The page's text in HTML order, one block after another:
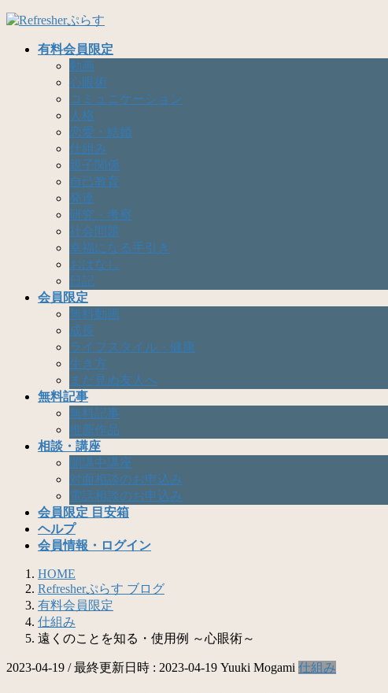
コ
ナ
有料会員限定
動画
心眼術
コミュニケーション
人格
恋愛・結婚
仕組み
親子関係
自己教育
発達
研究・考察
社会問題
幸福になる手引き
おはなし
日記
会員限定
無料動画
成長
ライフスタイル・健康
生き方
まだ見ぬ友人へ
無料記事
無料記事
推薦作品
相談・講座
開講中講座
対面相談のお申込み
電話相談のお申込み
会員限定 目安箱
ヘルプ
会員情報・ログイン
HOME
Refresherぷらす ブログ
有料会員限定
仕組み
遠くのことを知る・使用例 ～心眼術～
2023-04-19 / 最終更新日時 : 2023-04-19 Yuuki Mogami 仕組み